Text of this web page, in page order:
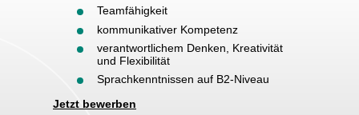
Teamfähigkeit
kommunikativer Kompetenz
verantwortlichem Denken, Kreativität
und Flexibilität
Sprachkenntnissen auf B2-Niveau
Jetzt bewerben